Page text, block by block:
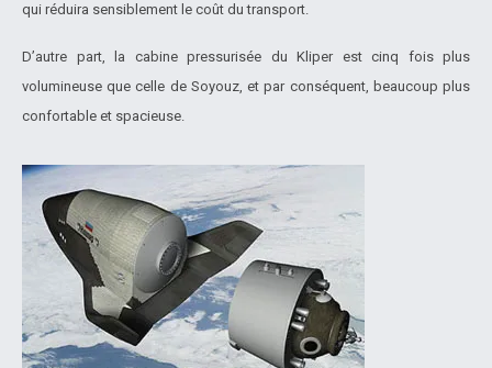
qui réduira sensiblement le coût du transport.
D’autre part, la cabine pressurisée du Kliper est cinq fois plus
volumineuse que celle de Soyouz, et par conséquent, beaucoup plus
confortable et spacieuse.